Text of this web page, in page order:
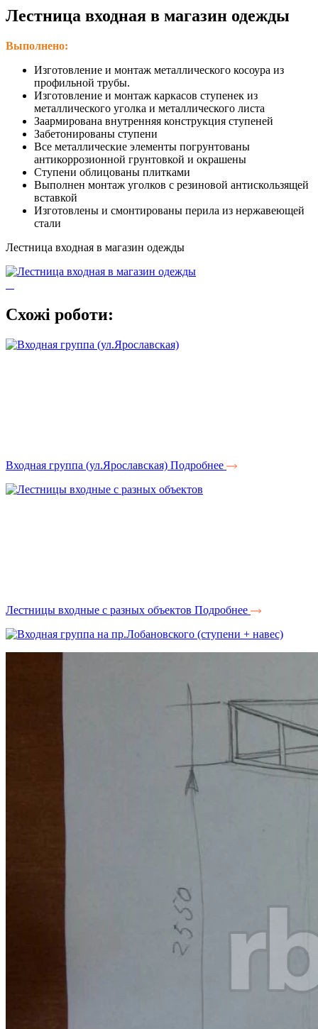
Лестница входная в магазин одежды
Выполнено:
Изготовление и монтаж металлического косоура из
профильной трубы.
Изготовление и монтаж каркасов ступенек из
металлического уголка и металлического листа
Заармирована внутренняя конструкция ступеней
Забетонированы ступени
Все металлические элементы погрунтованы
антикоррозионной грунтовкой и окрашены
Ступени облицованы плитками
Выполнен монтаж уголков с резиновой антискользящей
вставкой
Изготовлены и смонтированы перила из нержавеющей
стали
Лестница входная в магазин одежды
Схожі роботи:
Входная группа (ул.Ярославская) Подробнее
Лестницы входные с разных объектов Подробнее